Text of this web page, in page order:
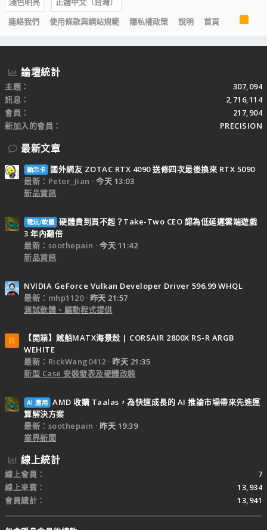
連絡我們
使用條款與網站規範 隱私權政策 說明 首頁
R
S
S
論壇統計
主題
307,094
訊息
2,716,114
會員
217,904
新加入的會員
PRECISION
最新文章
顯示卡
國外網友 ZOTAC RTX 4090 送修四次最後換來 RTX 5090
最新：Peter_Jian
今天 13:03
新品資訊
電玩/軟體 硬體貴到買不起？Take-Two CEO 認為低延遲雲端遊戲
3 年內翻倍
最新：soothepain
今天 11:42
新品資訊
NVIDIA GeForce Vulkan Developer Driver 596.99 WHQL
最新：mhp1120
昨天 21:57
測試軟體、驅動程式提供
R
【開箱】賊船MATX海景殼 | CORSAIR 2800X RS-R ARGB
WEHITE
最新：RickWang0412
昨天 21:35
新型 Case 安裝發表及硬體改裝
AI 應用 AMD 收購 Taalas，為快速成長的 AI 推論市場帶來先進運
算解決方案
最新：soothepain
昨天 19:39
業界新聞
線上統計
線上會員
7
線上來賓
13,934
會員總計
13,941